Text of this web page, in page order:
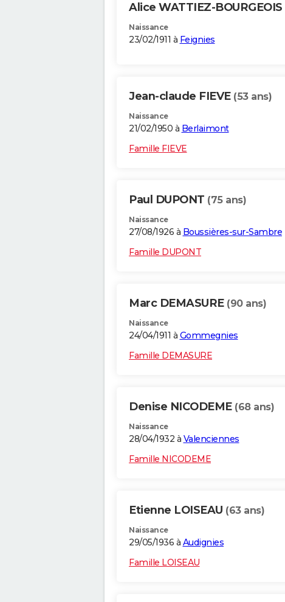
Alice WATTIEZ-BOURGEOIS
Naissance
23/02/1911 à Feignies
Jean-claude FIEVE (53 ans)
Naissance
21/02/1950 à Berlaimont
Famille FIEVE
Paul DUPONT (75 ans)
Naissance
27/08/1926 à Boussières-sur-Sambre
Famille DUPONT
Marc DEMASURE (90 ans)
Naissance
24/04/1911 à Gommegnies
Famille DEMASURE
Denise NICODEME (68 ans)
Naissance
28/04/1932 à Valenciennes
Famille NICODEME
Etienne LOISEAU (63 ans)
Naissance
29/05/1936 à Audignies
Famille LOISEAU